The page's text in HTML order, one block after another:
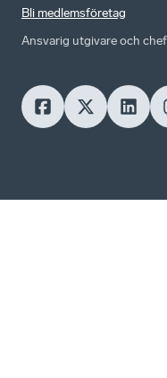
Bli medlemsföretag
Ansvarig utgivare och